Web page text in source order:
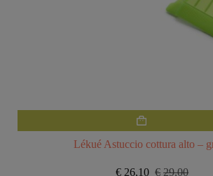
Lékué Astuccio cottura alto –
€ 29,00
€ 26,10